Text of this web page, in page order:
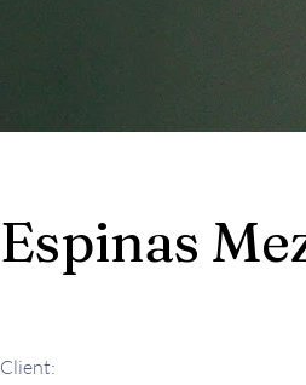
Espinas
Client: